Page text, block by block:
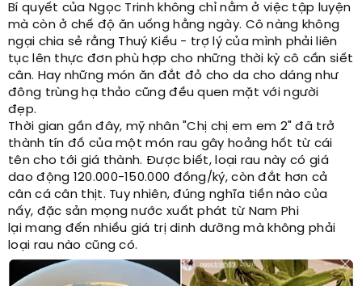
Bí quyết của Ngọc Trinh không chỉ nằm ở việc tập luyện
mà còn ở chế độ ăn uống hằng ngày. Cô nàng không
ngại chia sẻ rằng Thuý Kiều - trợ lý của mình phải liên
tục lên thực đơn phù hợp cho những thời kỳ cô cần siết
cân. Hay những món ăn đắt đỏ cho da cho dáng như
đông trùng hạ thảo cũng đều quen mặt với người
đẹp.
Thời gian gần đây, mỹ nhân "Chị chị em em 2" đã trở
thành tín đồ của một món rau gây hoảng hốt từ cái
tên cho tới giá thành. Được biết, loại rau này có giá
dao động 120.000-150.000 đồng/ký, còn đắt hơn cả
cân cá cân thịt. Tuy nhiên, đúng nghĩa tiền nào của
nấy, đặc sản mọng nước xuất phát từ Nam Phi
lại mang đến nhiều giá trị dinh dưỡng mà không phải
loại rau nào cũng có.